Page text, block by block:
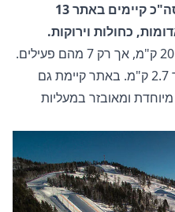
סה"כ קיימים באתר 13
כחולות וירוקות.
אורכם הכולל של המסלולים הוא 20 ק"מ, אך רק 7 מהם פעילים.
המסלול הארוך ביותר הוא באורך 2.7 ק"מ. באתר קיימת גם
ומאובזר במעליות